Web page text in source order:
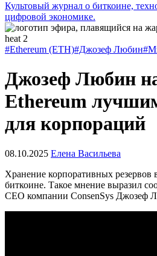
Культовый журнал о биткоине,
цифровой экономике.
#Ethereum (ETH)#Джозеф Любин
Джозеф Любин
Ethereum
для корпораций
08.10.2025 Елена Васильева
Хранение корпоративных резервов
биткоине. Такое мнение выразил
CEO компании ConsenSys Джозеф